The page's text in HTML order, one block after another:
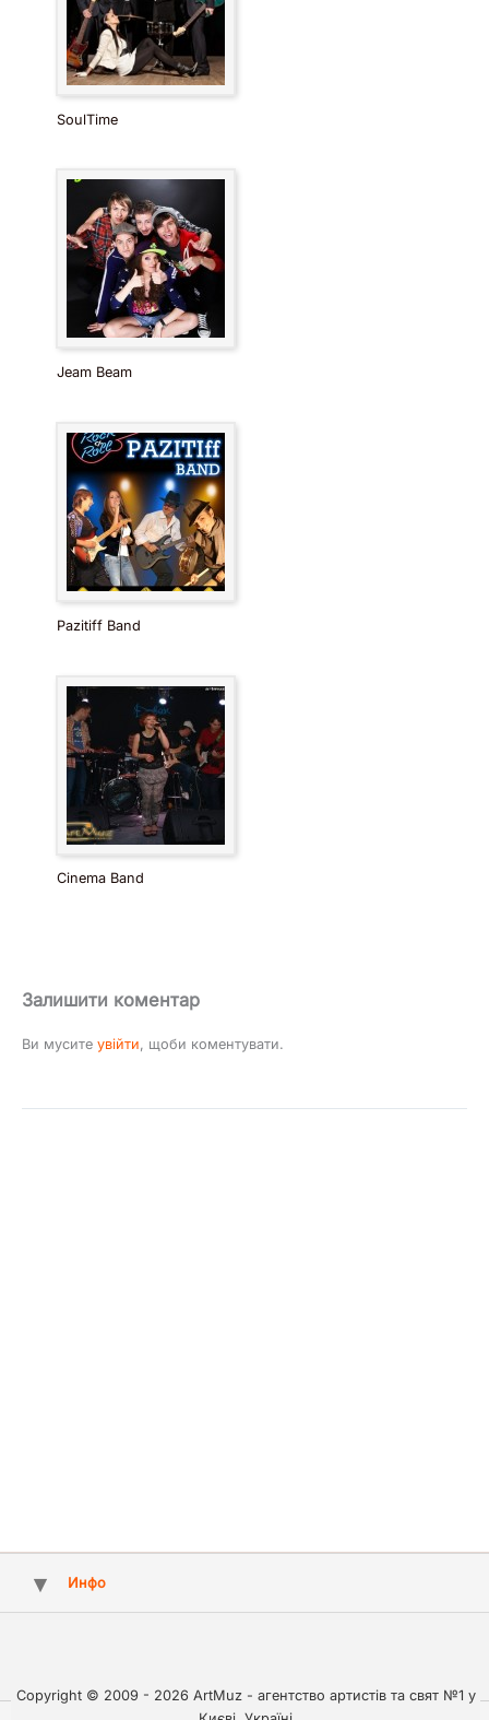
SoulTime
Jeam Beam
Pazitiff Band
Cinema Band
Залишити коментар
Ви мусите увійти, щоби коментувати.
Инфо
Copyright © 2009 - 2026 ArtMuz - агентство артистів та свят №1 у